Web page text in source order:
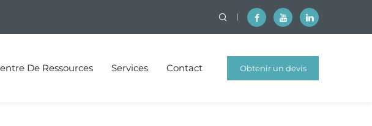
De Ressources Services Contact Obtenir un devis